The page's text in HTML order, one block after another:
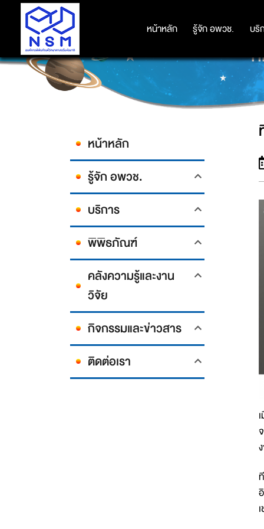
หน้าหลัก รู้จัก อพวช. บริ
หน้าหลัก รู้จัก อพวช. บริ
หน้าหลัก
รู้จัก อพวช.
บริการ
พิพิธภัณฑ์
คลังความรู้และงาน
วิจัย
กิจกรรมและข่าวสาร
ติดต่อเรา